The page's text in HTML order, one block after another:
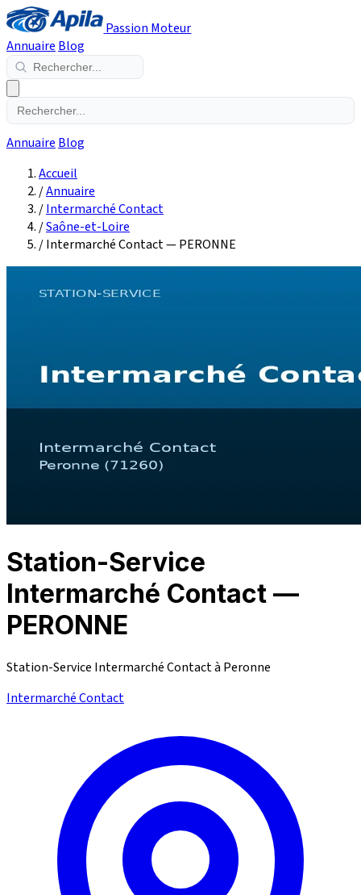
Passion Moteur
Annuaire Blog
Annuaire Blog
Accueil
/Annuaire
/Intermarché Contact
/Saône-et-Loire
/Intermarché Contact — PERONNE
Station-Service
Intermarché Contact —
PERONNE
Station-Service Intermarché Contact à Peronne
Intermarché Contact